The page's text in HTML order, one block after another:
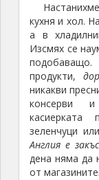
кухня и хол.
а в
Изсмях се
продукти,
никакви
консерви
зеленчуци
Англия е
дена няма да
от магазините.